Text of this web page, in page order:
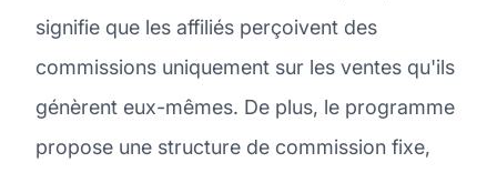
signifie que les affiliés perçoivent des
commissions uniquement sur les ventes qu'ils
génèrent eux-mêmes. De plus, le programme
propose une structure de commission fixe,